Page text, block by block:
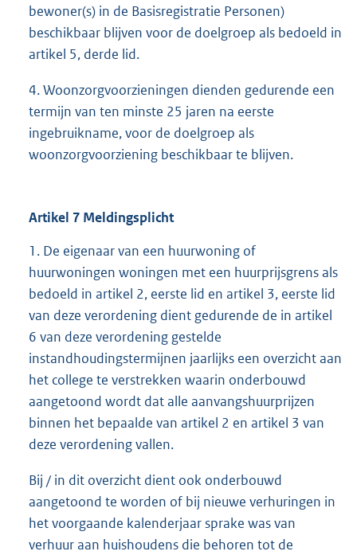
bewoner(s) in de Basisregistratie Personen)
beschikbaar blijven voor de doelgroep als bedoeld in
artikel 5, derde lid.
4. Woonzorgvoorzieningen dienden gedurende een
termijn van ten minste 25 jaren na eerste
ingebruikname, voor de doelgroep als
woonzorgvoorziening beschikbaar te blijven.
Artikel 7 Meldingsplicht
1. De eigenaar van een huurwoning of
huurwoningen woningen met een huurprijsgrens als
bedoeld in artikel 2, eerste lid en artikel 3, eerste lid
van deze verordening dient gedurende de in artikel
6 van deze verordening gestelde
instandhoudingstermijnen jaarlijks een overzicht aan
het college te verstrekken waarin onderbouwd
aangetoond wordt dat alle aanvangshuurprijzen
binnen het bepaalde van artikel 2 en artikel 3 van
deze verordening vallen.
Bij / in dit overzicht dient ook onderbouwd
aangetoond te worden of bij nieuwe verhuringen in
het voorgaande kalenderjaar sprake was van
verhuur aan huishoudens die behoren tot de